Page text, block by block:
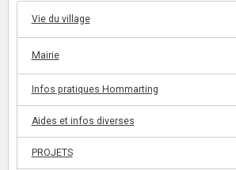
Vie du village
Mairie
Infos pratiques Hommarting
Aides et infos diverses
PROJETS